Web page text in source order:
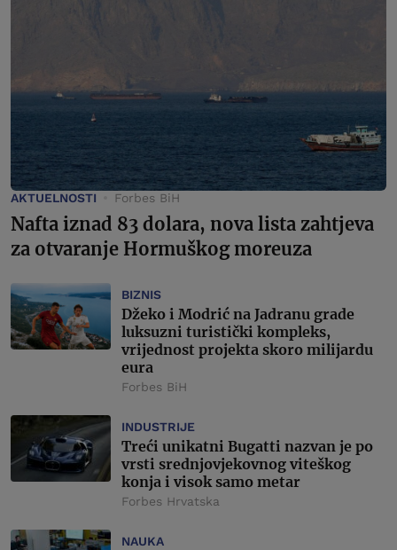
AKTUELNOSTI Forbes BiH
Nafta iznad 83 dolara, nova lista zahtjeva
za otvaranje Hormuškog moreuza
BIZNIS
Džeko i Modrić na Jadranu grade
luksuzni turistički kompleks,
vrijednost projekta skoro milijardu
eura
Forbes BiH
INDUSTRIJE
Treći unikatni Bugatti nazvan je po
vrsti srednjovjekovnog viteškog
konja i visok samo metar
Forbes Hrvatska
NAUKA